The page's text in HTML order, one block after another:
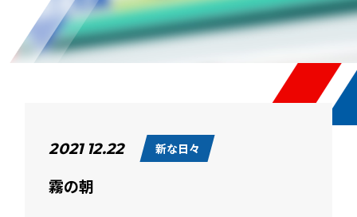
2021 12.22 新な日々
霧の朝